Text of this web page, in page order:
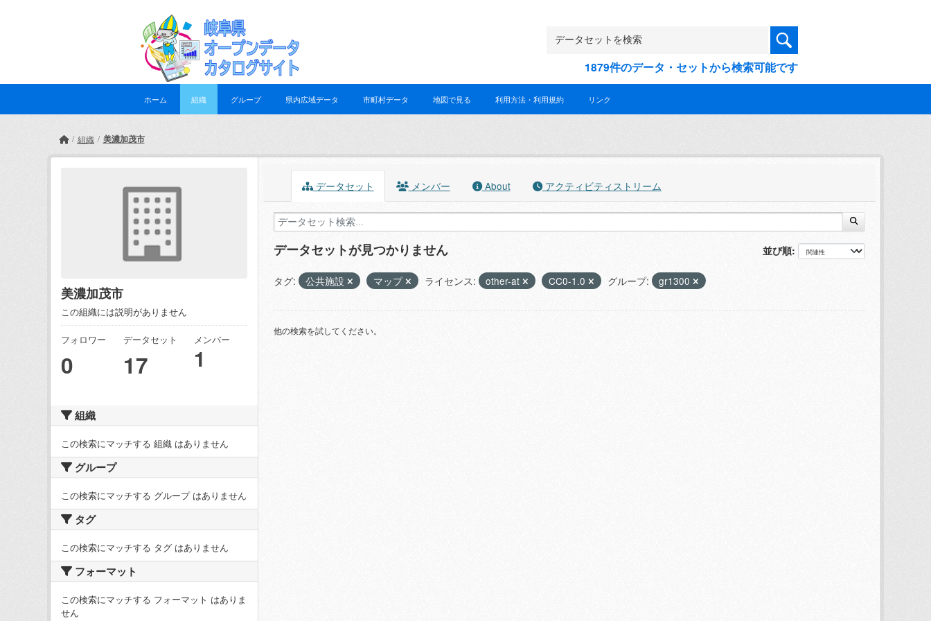
1879件のデータ・セットから検索可能です
ホーム 組織 グループ 県内広域データ 市町村データ 地図で見る 利用方法・利用規約 リンク
組織 美濃加茂市
美濃加茂市
この組織には説明がありません
フォロワー
0
データセット
17
メンバー
1
組織
この検索にマッチする 組織 はありません
グループ
この検索にマッチする グループ はありません
タグ
この検索にマッチする タグ はありません
フォーマット
この検索にマッチする フォーマット はありま
せん
データセット メンバー About アクティビティストリーム
並び順
データセットが見つかりません
タグ: 公共施設 マップ ライセンス: other-at CC0-1.0 グループ: gr1300
他の検索を試してください。